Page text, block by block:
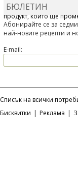
Отскоро Лесафр
продукт, който ще
БЮЛЕТИН
Абонирайте се за
най-новите рецепти и
E-mail:
Списък на всички
Бисквитки | Реклама |